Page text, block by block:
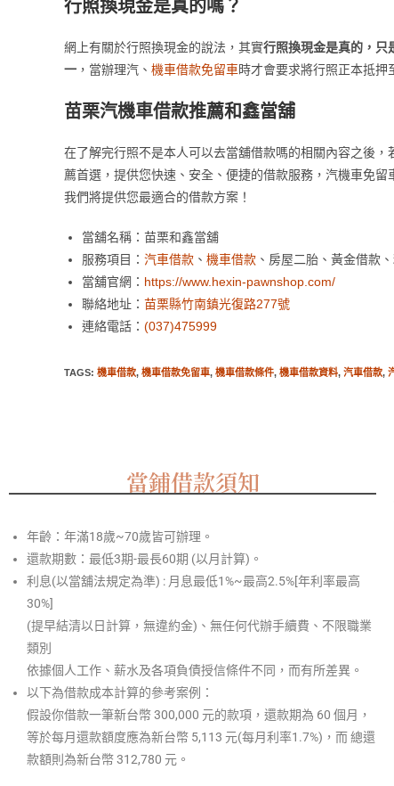
行照換現金是真的嗎？
網上有關於行照換現金的說法，其實行照換現金是真的，只
一 ，當辦理汽、 機車借款免留車時才會要求將行照正本抵押
苗栗汽機車借款推薦和鑫當舖
在了解完行照不是本人可以去當舖借款嗎的相關內容之後
薦首選，提供您快速、安全、便捷的借款服務，汽機車免
我們將提供您最適合的借款方案！
當舖名稱：苗栗和鑫當舖
服務項目： 汽車借款 、 機車借款 、房屋二胎、黃金借款
當舖官網： https://www.hexin-pawnshop.com/
聯絡地址： 苗栗縣竹南鎮光復路277號
連絡電話： (037)475999
TAGS: 機車借款, 機車借款免留車, 機車借款條件, 機車借款資料, 汽車借款,
當鋪借款須知
年齡：年滿18歲~70歲皆可辦理。
還款期數：最低3期-最長60期 (以月計算)。
利息(以當舖法規定為準) : 月息最低1%~最高2.5%[年利率最高
30%]
(提早結清以日計算，無違約金)、無任何代辦手續費、不限職業
類別
依據個人工作、薪水及各項負債授信條件不同，而有所差異。
以下為借款成本計算的參考案例：
假設你借款一筆新台幣 300,000 元的款項，還款期為 60 個月，
等於每月還款額度應為新台幣 5,113 元(每月利率1.7%)，而 總還
款額則為新台幣 312,780 元。